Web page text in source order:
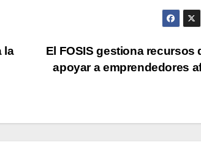
El FOSIS gestiona recursos
apoyar a emprendedores
la